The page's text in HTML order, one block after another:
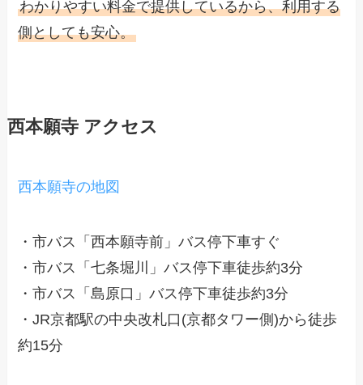
わかりやすい料金で提供しているから、利用する
側としても安心。
西本願寺 アクセス
西本願寺の地図
・市バス「西本願寺前」バス停下車すぐ
・市バス「七条堀川」バス停下車徒歩約3分
・市バス「島原口」バス停下車徒歩約3分
・JR京都駅の中央改札口(京都タワー側)から徒歩
約15分